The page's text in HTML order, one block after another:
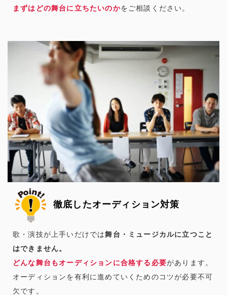
まずはどの舞台に立ちたいのかをご相談ください。
徹底したオーディション対策
歌・演技が上手いだけでは舞台・ミュージカルに立つこと
はできません。
どんな舞台もオーディションに合格する必要があります。
オーディションを有利に進めていくためのコツが必要不可
欠です。